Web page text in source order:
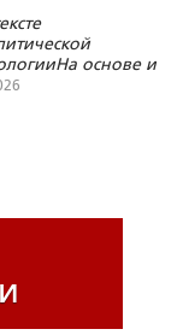
основе и
статьи
как это
народная
Опыт
на